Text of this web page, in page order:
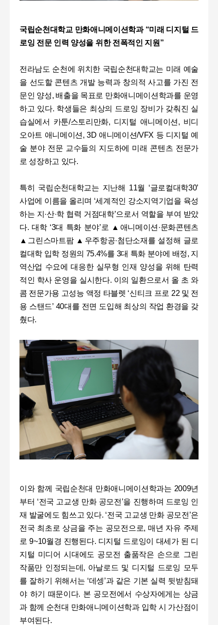
국립순천대학교 만화애니메이션학과 “미래 디지털 드
로잉 전문 인력 양성을 위한 전폭적인 지원”
전라남도 순천에 위치한 국립순천대학교는 미래 예술
을 선도할 콘텐츠 개발 능력과 창의적 사고를 가진 전
문인 양성, 배출을 목표로 만화애니메이션학과를 운영
하고 있다. 학생들은 최상의 드로잉 장비가 갖춰진 실
습실에서 카툰/스토리만화, 디지털 애니메이션, 비디
오아트 애니메이션, 3D 애니메이션/VFX 등 디지털 예
술 분야 전문 교수들의 지도하에 미래 콘텐츠 전문가
로 성장하고 있다.
특히 국립순천대학교는 지난해 11월 ‘글로컬대학30’
사업에 이름을 올리며 ‘세계적인 강소지역기업을 육성
하는 지·산·학 협력 거점대학’으로서 역할을 부여 받았
다. 대학 ‘3대 특화 분야’로 ▲애니메이션·문화콘텐츠
▲그린스마트팜 ▲우주항공·첨단소재를 설정해 글로
컬대학 입학 정원의 75.4%를 3대 특화 분야에 배정, 지
역산업 수요에 대응한 실무형 인재 양성을 위해 탄력
적인 학사 운영을 실시한다. 이의 일환으로서 올 초 와
콤 전문가용 고성능 액정 타블렛 ‘신티크 프로 22 및 전
용 스탠드’ 40대를 전면 도입해 최상의 작업 환경을 갖
췄다.
이와 함께 국립순천대 만화애니메이션학과는 2009년
부터 ‘전국 고교생 만화 공모전’을 진행하며 드로잉 인
재 발굴에도 힘쓰고 있다. ‘전국 고교생 만화 공모전’은
전국 최초로 상금을 주는 공모전으로, 매년 자유 주제
로 9~10월경 진행된다. 디지털 드로잉이 대세가 된 디
지털 미디어 시대에도 공모전 출품작은 손으로 그린
작품만 인정되는데, 아날로드 및 디지털 드로잉 모두
를 잘하기 위해서는 ‘데셍’과 같은 기본 실력 뒷받침돼
야 하기 때문이다. 본 공모전에서 수상자에게는 상금
과 함께 순천대 만화애니메이션학과 입학 시 가산점이
부여된다.